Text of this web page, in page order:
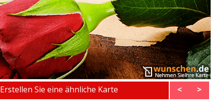
Erstellen Sie eine ähnliche Karte < >